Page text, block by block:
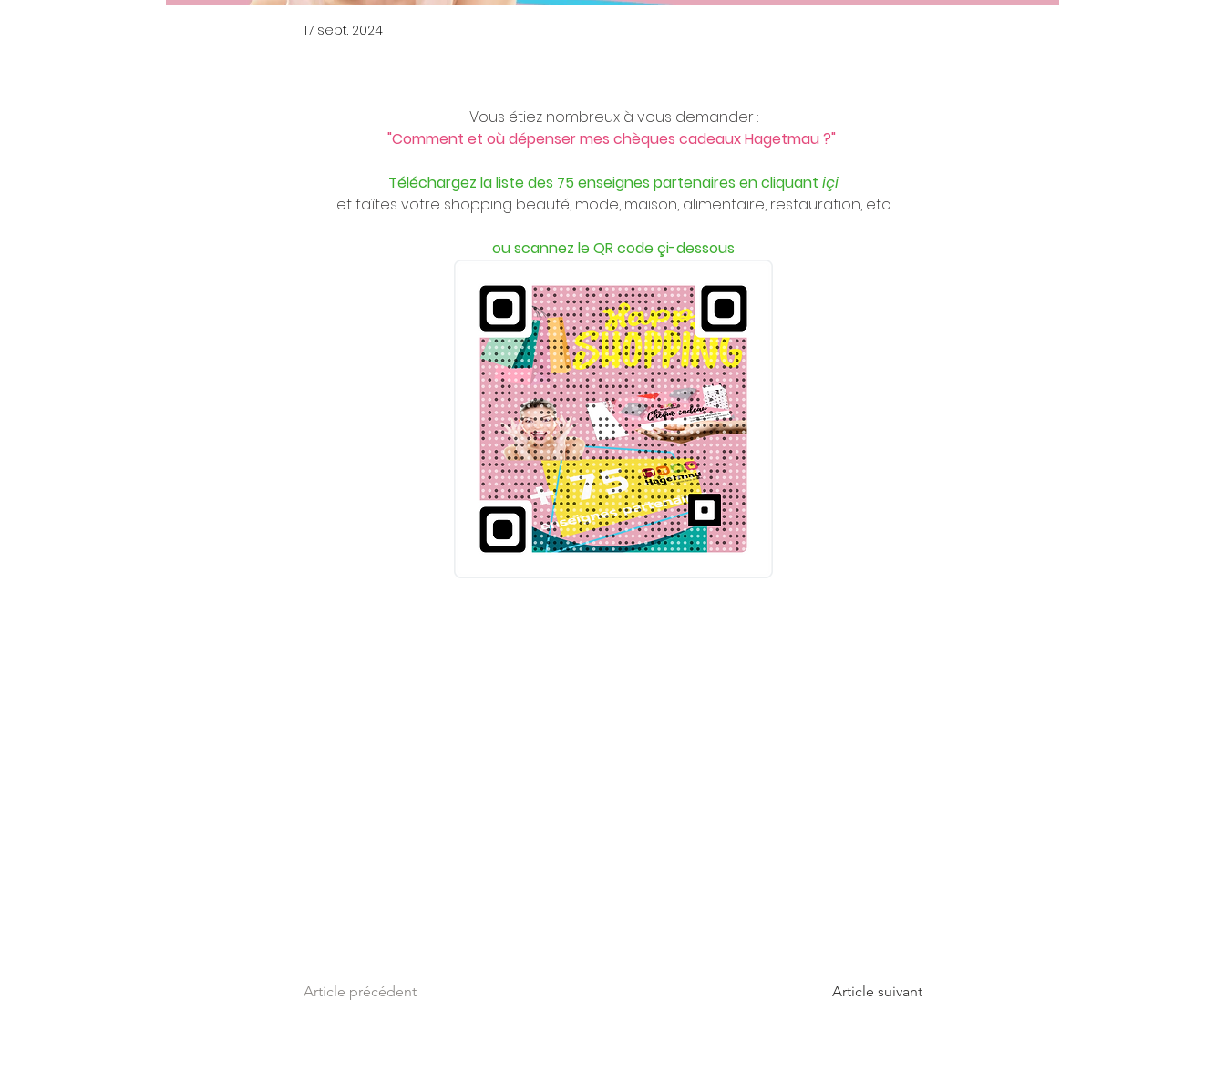
17 sept. 2024
Vous étiez nombreux à vous demander :
"Comment et où dépenser mes chèques cadeaux Hagetmau ?"
Téléchargez la liste des 75 enseignes partenaires en cliquant içi
et faîtes votre shopping beauté, mode, maison, alimentaire, restauration, etc
ou scannez le QR code çi-dessous
Article précédent Article suivant